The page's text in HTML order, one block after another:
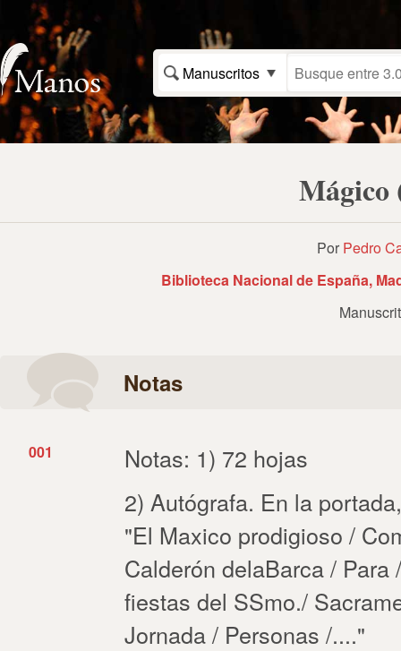
Manuscritos
Mágico
Por Pedro
Biblioteca Nacional de España,
Notas
001
Notas: 1) 72 hojas
2) Autógrafa. En la
"El Maxico prodigioso /
Calderón delaBarca /
fiestas del SSmo./
Jornada / Personas /...."